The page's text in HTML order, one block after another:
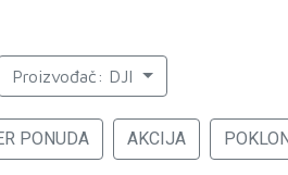
Proizvođač: DJI
PONUDA AKCIJA